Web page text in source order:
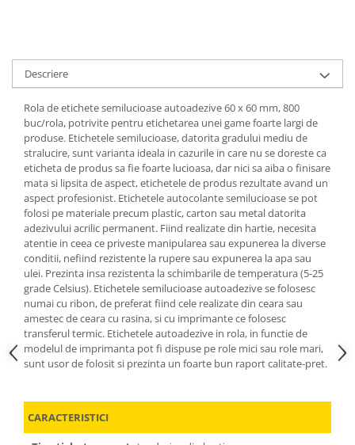
Descriere
Rola de etichete semilucioase autoadezive 60 x 60 mm, 800
buc/rola, potrivite pentru etichetarea unei game foarte largi de
produse. Etichetele semilucioase, datorita gradului mediu de
stralucire, sunt varianta ideala in cazurile in care nu se doreste ca
eticheta de produs sa fie foarte lucioasa, dar nici sa aiba o finisare
mata si lipsita de aspect, etichetele de produs rezultate avand un
aspect profesionist. Etichetele autocolante semilucioase se pot
folosi pe materiale precum plastic, carton sau metal datorita
adezivului acrilic permanent. Fiind realizate din hartie, necesita
atentie in ceea ce priveste manipularea sau expunerea la diverse
conditii, nefiind rezistente la rupere sau expunerea la apa sau
ulei. Prezinta insa rezistenta la schimbarile de temperatura (5-25
grade Celsius). Etichetele semilucioase autoadezive se folosesc
numai cu ribon, de preferat fiind cele realizate din ceara sau
amestec de ceara cu rasina, si cu imprimante ce folosesc
transferul termic. Etichetele autoadezive in rola, in functie de
modelul de imprimanta pot fi dispuse pe role mici sau role mari,
sunt usor de folosit si prezinta un foarte bun raport calitate-pret.
CARACTERISTICI